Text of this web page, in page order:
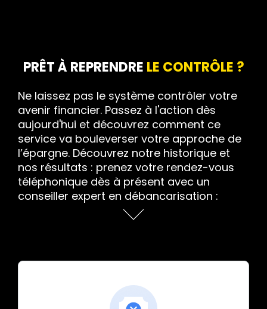
PRÊT À REPRENDRE LE CONTRÔLE ?
Ne laissez pas le système contrôler votre
avenir financier. Passez à l'action dès
aujourd'hui et découvrez comment ce
service va bouleverser votre approche de
l’épargne. Découvrez notre historique et
nos résultats : prenez votre rendez-vous
téléphonique dès à présent avec un
conseiller expert en débancarisation :